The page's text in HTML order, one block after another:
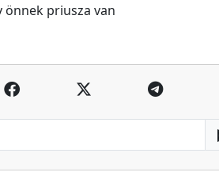
önnek priusza van